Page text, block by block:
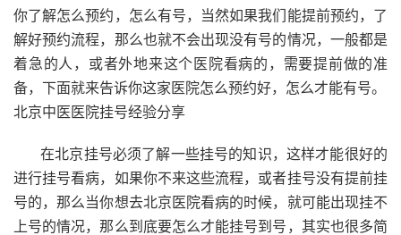
你了解怎么预约，怎么有号，当然如果我们能提前预约，了
解好预约流程，那么也就不会出现没有号的情况，一般都是
着急的人，或者外地来这个医院看病的，需要提前做的准
备，下面就来告诉你这家医院怎么预约好，怎么才能有号。
北京中医医院挂号经验分享
在北京挂号必须了解一些挂号的知识，这样才能很好的
进行挂号看病，如果你不来这些流程，或者挂号没有提前挂
号的，那么当你想去北京医院看病的时候，就可能出现挂不
上号的情况，那么到底要怎么才能挂号到号，其实也很多简